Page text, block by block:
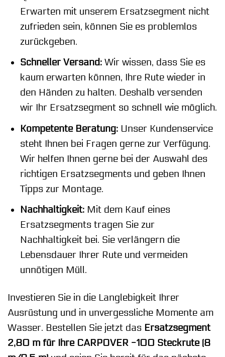
Erwarten mit unserem Ersatzsegment nicht
zufrieden sein, können Sie es problemlos
zurückgeben.
Schneller Versand:Wir wissen, dass Sie es
kaum erwarten können, Ihre Rute wieder in
den Händen zu halten. Deshalb versenden
wir Ihr Ersatzsegment so schnell wie möglich.
Kompetente Beratung:Unser Kundenservice
steht Ihnen bei Fragen gerne zur Verfügung.
Wir helfen Ihnen gerne bei der Auswahl des
richtigen Ersatzsegments und geben Ihnen
Tipps zur Montage.
Nachhaltigkeit:Mit dem Kauf eines
Ersatzsegments tragen Sie zur
Nachhaltigkeit bei. Sie verlängern die
Lebensdauer Ihrer Rute und vermeiden
unnötigen Müll.
Investieren Sie in die Langlebigkeit Ihrer
Ausrüstung und in unvergessliche Momente am
Wasser. Bestellen Sie jetzt das Ersatzsegment
2,80 m für Ihre CARPOVER -100 Steckrute (8